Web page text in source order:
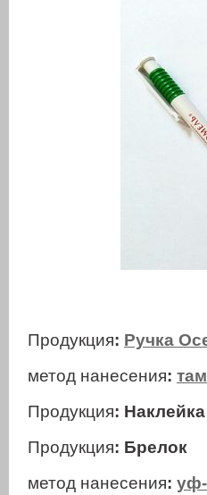
Продукция: Ручка
метод нанесения:
Продукция: Наклейка
Продукция: Брелок
метод нанесения: уф-